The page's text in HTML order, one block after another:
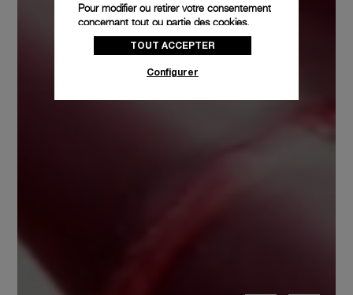
Pour modifier ou retirer votre consentement
concernant tout ou partie des cookies,
cliquez sur « Configurer » ou consultez notre
politique des cookiespour obtenir plus
donnez votre consentement pour l’utilisation
TOUT ACCEPTER
Configurer